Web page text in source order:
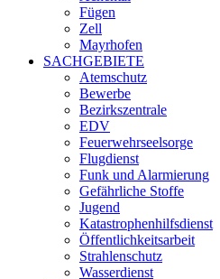
Fügen
Zell
Mayrhofen
SACHGEBIETE
Atemschutz
Bewerbe
Bezirkszentrale
EDV
Feuerwehrseelsorge
Flugdienst
Funk und Alarmierung
Gefährliche Stoffe
Jugend
Katastrophenhilfsdienst
Öffentlichkeitsarbeit
Strahlenschutz
Wasserdienst